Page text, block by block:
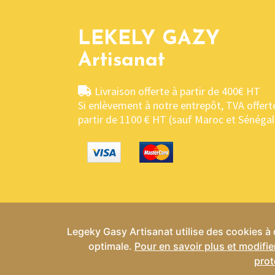
LEKELY GAZY
Artisanat
Livraison offerte à partir de 400€ HT
Si enlèvement à notre entrepôt, TVA
partir de 1100 € HT (sauf Maroc et
Legeky Gasy Artisanat utilise des cookies
optimale. Pour en savoir plus et